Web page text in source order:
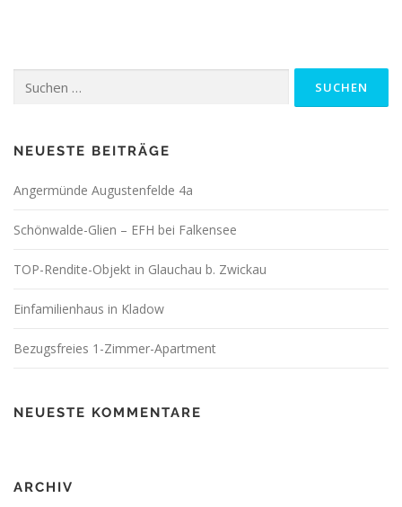
nach:
NEUESTE BEITRÄGE
Angermünde Augustenfelde 4a
Schönwalde-Glien – EFH bei Falkensee
TOP-Rendite-Objekt in Glauchau b. Zwickau
Einfamilienhaus in Kladow
Bezugsfreies 1-Zimmer-Apartment
NEUESTE KOMMENTARE
ARCHIV